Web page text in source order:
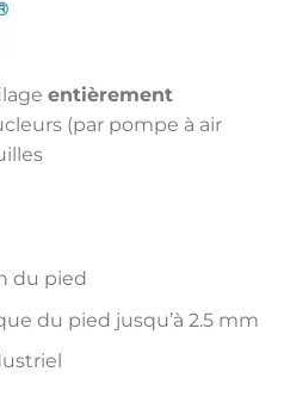
639,00€.
entièrement
(par pompe à air
du pied
du pied jusqu’à 2.5 mm